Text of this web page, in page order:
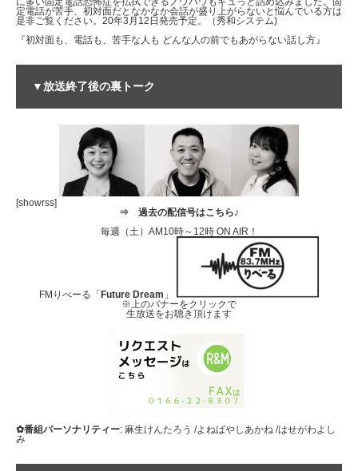
定電話が苦手、初対面だとなかなか会話が盛り上がらないと悩んでいる方は
是非ご覧ください。20年3月12日発売予定。（秀和システム)
『初対面も、電話も、苦手な人も どんな人の前でもあがらない話し方』
▼放送終了後の裏トーク
[showrss]
⇒ 過去の配信号はこちら♪
毎週（土）AM10時～12時 ON AIR！
FMりべーる「Future Dream 」
※上のバナーをクリックで
生放送をお聴き頂けます
✿番組パーソナリティー: 麻生けんたろう /よねばやしあかね /はせがわよし
み